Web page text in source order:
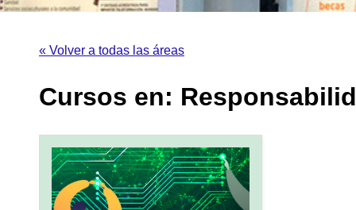
« Volver a todas las áreas
Cursos en: